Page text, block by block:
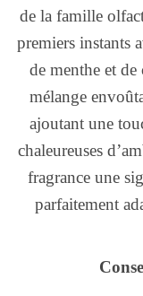
de la famille
premiers instants
de menthe et
mélange
ajoutant une
chaleureuses
fragrance une
parfaitement